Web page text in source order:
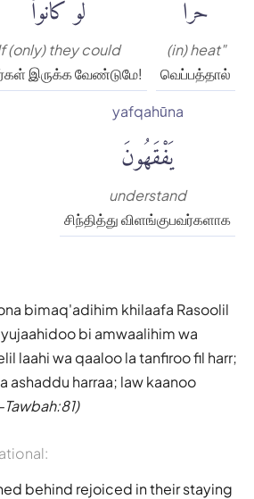
(in) heat"
வெப்பத்தால்
(only) they could
இருக்க வேண்டுமே!
yafqahūna
يَفْقَهُونَ
understand
சிந்தித்து விளங்குபவர்களாக
bimaq'adihim khilaafa Rasoolil
bi amwaalihim wa
laahi wa qaaloo la tanfiroo fil harr;
ashaddu harraa; law kaanoo
behind rejoiced in their staying